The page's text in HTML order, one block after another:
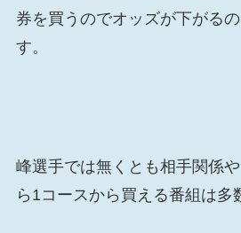
券を買うのでオッズが下がる
す。
峰選手では無くとも相手関係
ら1コースから買える番組は多